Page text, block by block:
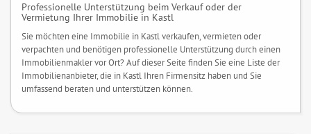
Professionelle Unterstützung beim Verkauf oder der
Vermietung Ihrer Immobilie in Kastl
Sie möchten eine Immobilie in Kastl verkaufen, vermieten oder
verpachten und benötigen professionelle Unterstützung durch einen
Immobilienmakler vor Ort? Auf dieser Seite finden Sie eine Liste der
Immobilienanbieter, die in Kastl Ihren Firmensitz haben und Sie
umfassend beraten und unterstützen können.